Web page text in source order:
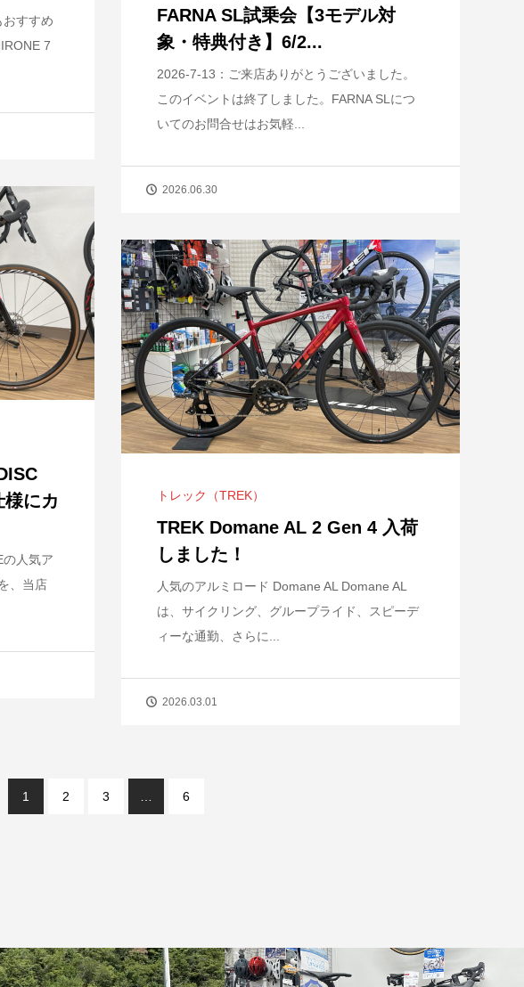
すすめ
7
FARNA SL試乗会【3モデル対
象・特典付き】6/2...
2026-7-13：ご来店ありがとうございました。
このイベントは終了しました。FARNA SLにつ
いてのお問合せはお気軽...
2026.06.30
にカ
の人気ア
、当店
トレック（TREK）
TREK Domane AL 2 Gen 4 入荷
しました！
人気のアルミロード Domane AL Domane AL
は、サイクリング、グループライド、スピーデ
ィーな通勤、さらに...
2026.03.01
1 2 3 … 6